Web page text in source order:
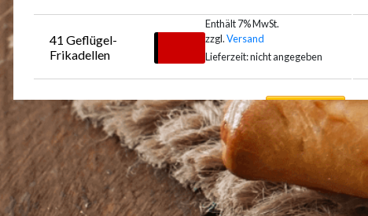
41 Geflügel-
Frikadellen
Enthält 7% MwSt.
zzgl.Versand
Lieferzeit: nicht angegeben
Auswählen